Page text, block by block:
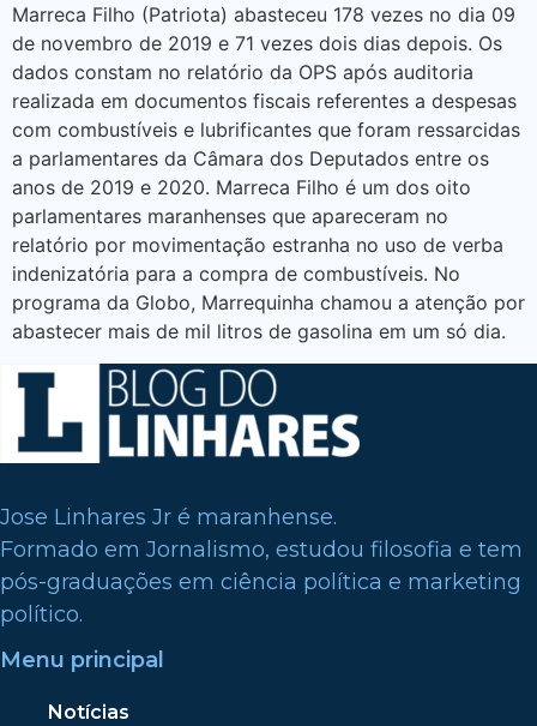
Marreca Filho (Patriota) abasteceu 178 vezes no dia 09
de novembro de 2019 e 71 vezes dois dias depois. Os
dados constam no relatório da OPS após auditoria
realizada em documentos fiscais referentes a despesas
com combustíveis e lubrificantes que foram ressarcidas
a parlamentares da Câmara dos Deputados entre os
anos de 2019 e 2020. Marreca Filho é um dos oito
parlamentares maranhenses que apareceram no
relatório por movimentação estranha no uso de verba
indenizatória para a compra de combustíveis. No
programa da Globo, Marrequinha chamou a atenção por
abastecer mais de mil litros de gasolina em um só dia.
Jose Linhares Jr é maranhense.
Formado em Jornalismo, estudou filosofia e tem
pós-graduações em ciência política e marketing
político.
Menu principal
Notícias